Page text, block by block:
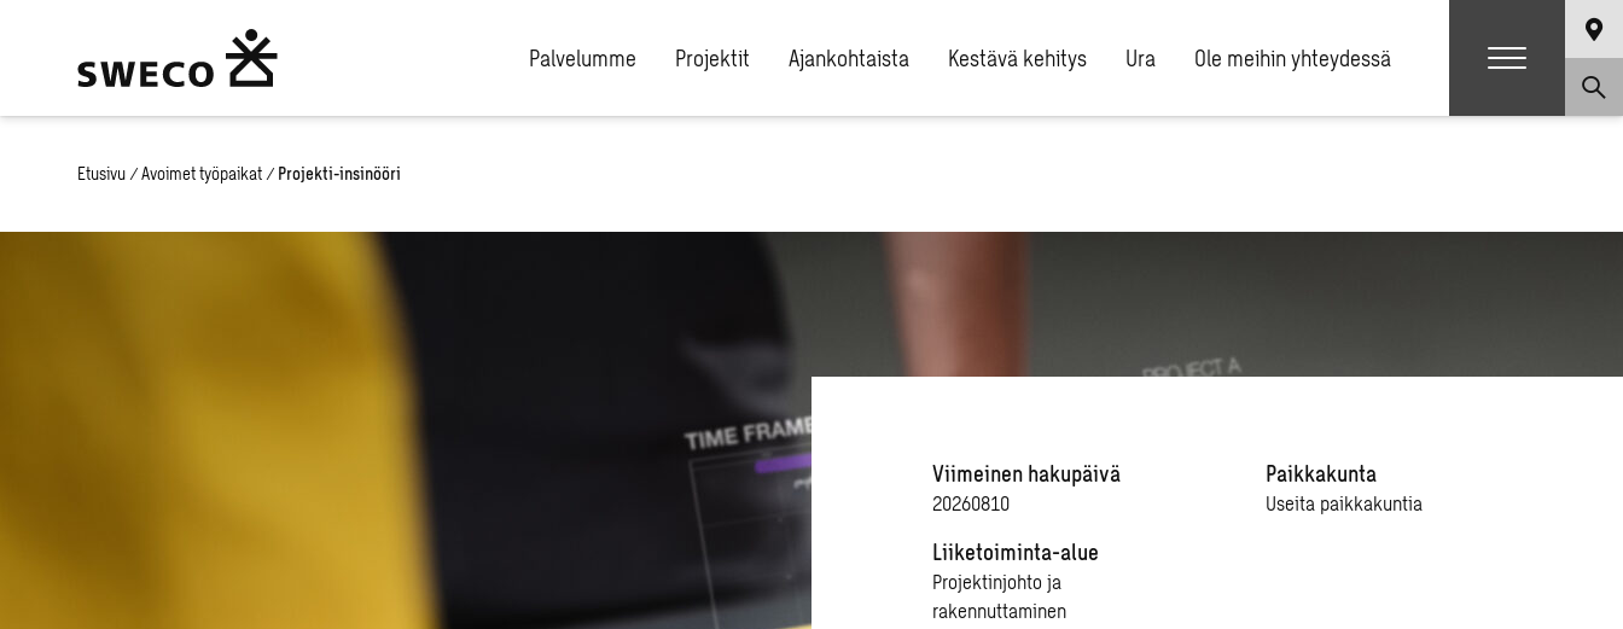
Palvelumme Projektit Ajankohtaista Kestävä kehitys Ura Ole meihin yhteydessä
Etusivu / Avoimet työpaikat / Projekti-insinööri
Viimeinen hakupäivä
20260810
Liiketoiminta-alue
Projektinjohto ja
rakennuttaminen
Paikkakunta
Useita paikkakuntia